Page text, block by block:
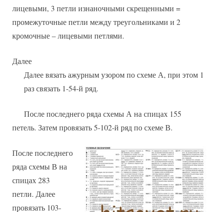
лицевыми, 3 петли изнаночными скрещенными =
промежуточные петли между треугольниками и 2
кромочные – лицевыми петлями.
Далее
Далее вязать ажурным узором по схеме А, при этом 1
раз связать 1-54-й ряд.
После последнего ряда схемы А на спицах 155
петель. Затем провязать 5-102-й ряд по схеме В.
После последнего
ряда схемы В на
спицах 283
петли. Далее
провязать 103-